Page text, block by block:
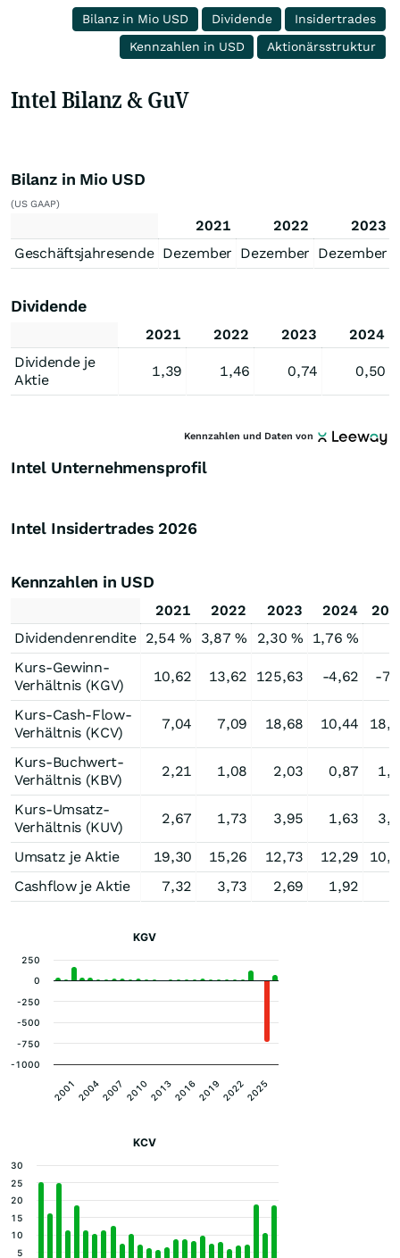
Bilanz in Mio USD Dividende
Insidertrades
Kennzahlen in USD
Aktionärsstruktur
Intel Bilanz & GuV
Bilanz in Mio USD
(US GAAP)
2021 2022
2023
Geschäftsjahresende Dezember Dezember Dezember
Dividende
2021 2022 2023
2024
Dividende je
Aktie
1,39 1,46 0,74 0,50
Kennzahlen und Daten von
Intel Unternehmensprofil
Intel Insidertrades 2026
Kennzahlen in USD
2021 2022 2023 2024
Dividendenrendite 2,54 % 3,87 % 2,30 %
1,76 %
Kurs-Gewinn-
Verhältnis (KGV)
10,62 13,62 125,63 -4,62 -
Kurs-Cash-Flow-
Verhältnis (KCV)
7,04 7,09 18,68 10,44
Kurs-Buchwert-
Verhältnis (KBV)
2,21 1,08 2,03 0,87
Kurs-Umsatz-
Verhältnis (KUV)
2,67 1,73 3,95 1,63
Umsatz je Aktie 19,30 15,26 12,73 12,29
Cashflow je Aktie
7,32 3,73 2,69 1,92
KGV
200120042007 201020132016201920222025
0
-1000
-750
-500
-250
250
KCV
5
10
15
20
25
30